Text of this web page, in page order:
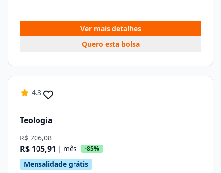
Ver mais detalhes
Quero esta bolsa
4.3
Teologia
R$ 706,08
R$ 105,91 | mês -85%
Mensalidade grátis